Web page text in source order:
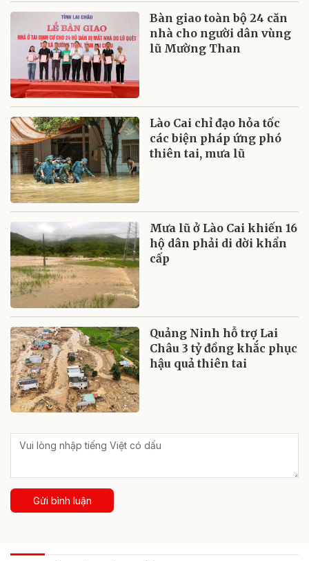
Bàn giao toàn bộ 24 căn
nhà cho người dân vùng
lũ Mường Than
Lào Cai chỉ đạo hỏa tốc
các biện pháp ứng phó
thiên tai, mưa lũ
Mưa lũ ở Lào Cai khiến 16
hộ dân phải di dời khẩn
cấp
Quảng Ninh hỗ trợ Lai
Châu 3 tỷ đồng khắc phục
hậu quả thiên tai
Gửi bình luận